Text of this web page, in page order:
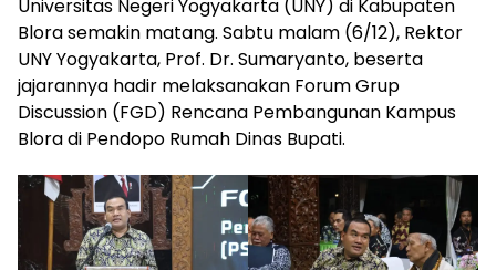
Universitas Negeri Yogyakarta (UNY) di Kabupaten
Blora semakin matang. Sabtu malam (6/12), Rektor
UNY Yogyakarta, Prof. Dr. Sumaryanto, beserta
jajarannya hadir melaksanakan Forum Grup
Discussion (FGD) Rencana Pembangunan Kampus
Blora di Pendopo Rumah Dinas Bupati.